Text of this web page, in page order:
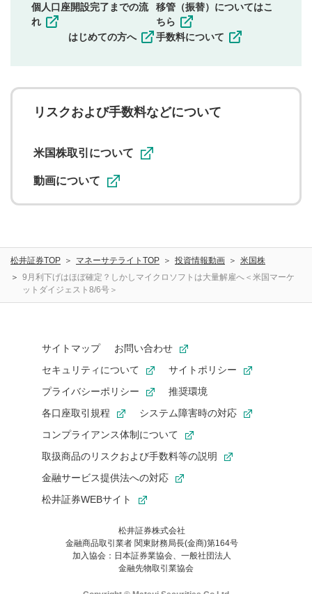
その他当社が不適切と判断した投稿
一度投稿した評価およびコメントの変更・削除はできま
に関する著作者人格権を行使しないことに同意します。利
用者が投稿したコメントは、当社サービスの広告・宣伝、
ることがあります。
個人口座開設完了までの流
れ
はじめての方へ
移管（振替）についてはこ
ちら
手数料について
リスクおよび手数料などについて
米国株取引について
動画について
松井証券TOP マネーサテライトTOP 投資情報動画
米国株
9月利下げはほぼ確定？しかしマイクロソフトは大量解雇へ＜米国マーケ
ットダイジェスト8/6号＞
サイトマップ
お問い合わせ
セキュリティについて
サイトポリシー
プライバシーポリシー
推奨環境
各口座取引規程
システム障害時の対応
コンプライアンス体制について
取扱商品のリスクおよび手数料等の説明
金融サービス提供法への対応
松井証券WEBサイト
松井証券株式会社
金融商品取引業者 関東財務局長(金商)第164号
加入協会：日本証券業協会、一般社団法人
金融先物取引業協会
お気に入り機能は松井証券の会員限定の機能です。
お気に入り登録いただくと、後からいつでもお気に入りのコンテ
ンツを一覧でご確認いただけます。
ご利用いただくには口座開設が必要です。